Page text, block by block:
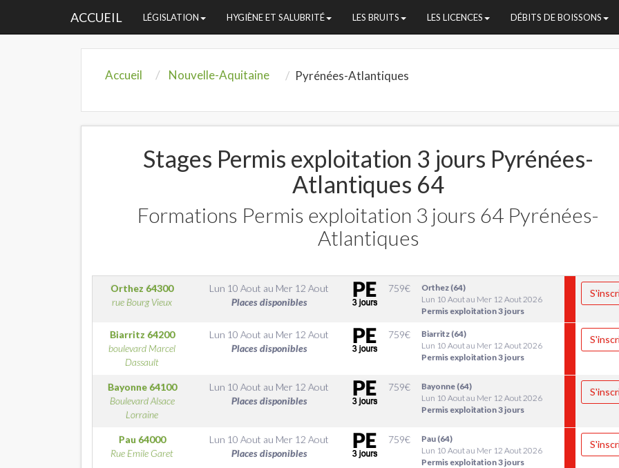
ACCUEIL LÉGISLATION HYGIÈNE ET SALUBRITÉ LES BRUITS LES LICENCES DÉBITS DE BOISSONS
Accueil Nouvelle-Aquitaine Pyrénées-Atlantiques
Stages Permis exploitation 3 jours Pyrénées-
Atlantiques 64
Formations Permis exploitation 3 jours 64 Pyrénées-
Atlantiques
Orthez 64300
rue Bourg Vieux
Lun 10 Aout au Mer 12 Aout
Places disponibles
759€
Orthez (64)
Lun 10 Aout au Mer 12 Aout 2026
Permis exploitation 3 jours
Biarritz 64200
boulevard Marcel
Dassault
Lun 10 Aout au Mer 12 Aout
Places disponibles
759€
Biarritz (64)
Lun 10 Aout au Mer 12 Aout 2026
Permis exploitation 3 jours
Bayonne 64100
Boulevard Alsace
Lorraine
Lun 10 Aout au Mer 12 Aout
Places disponibles
759€
Bayonne (64)
Lun 10 Aout au Mer 12 Aout 2026
Permis exploitation 3 jours
Pau 64000
Rue Emile Garet
Lun 10 Aout au Mer 12 Aout
Places disponibles
759€
Pau (64)
Lun 10 Aout au Mer 12 Aout 2026
Permis exploitation 3 jours